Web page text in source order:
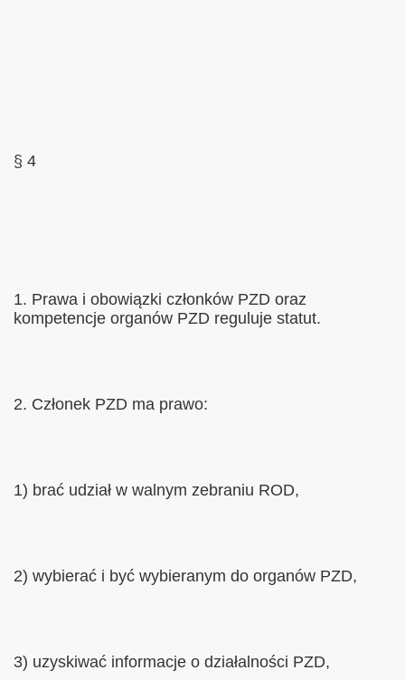
§ 4
1. Prawa i obowiązki członków PZD oraz
kompetencje organów PZD reguluje statut.
2. Członek PZD ma prawo:
1) brać udział w walnym zebraniu ROD,
2) wybierać i być wybieranym do organów PZD,
3) uzyskiwać informacje o działalności PZD,